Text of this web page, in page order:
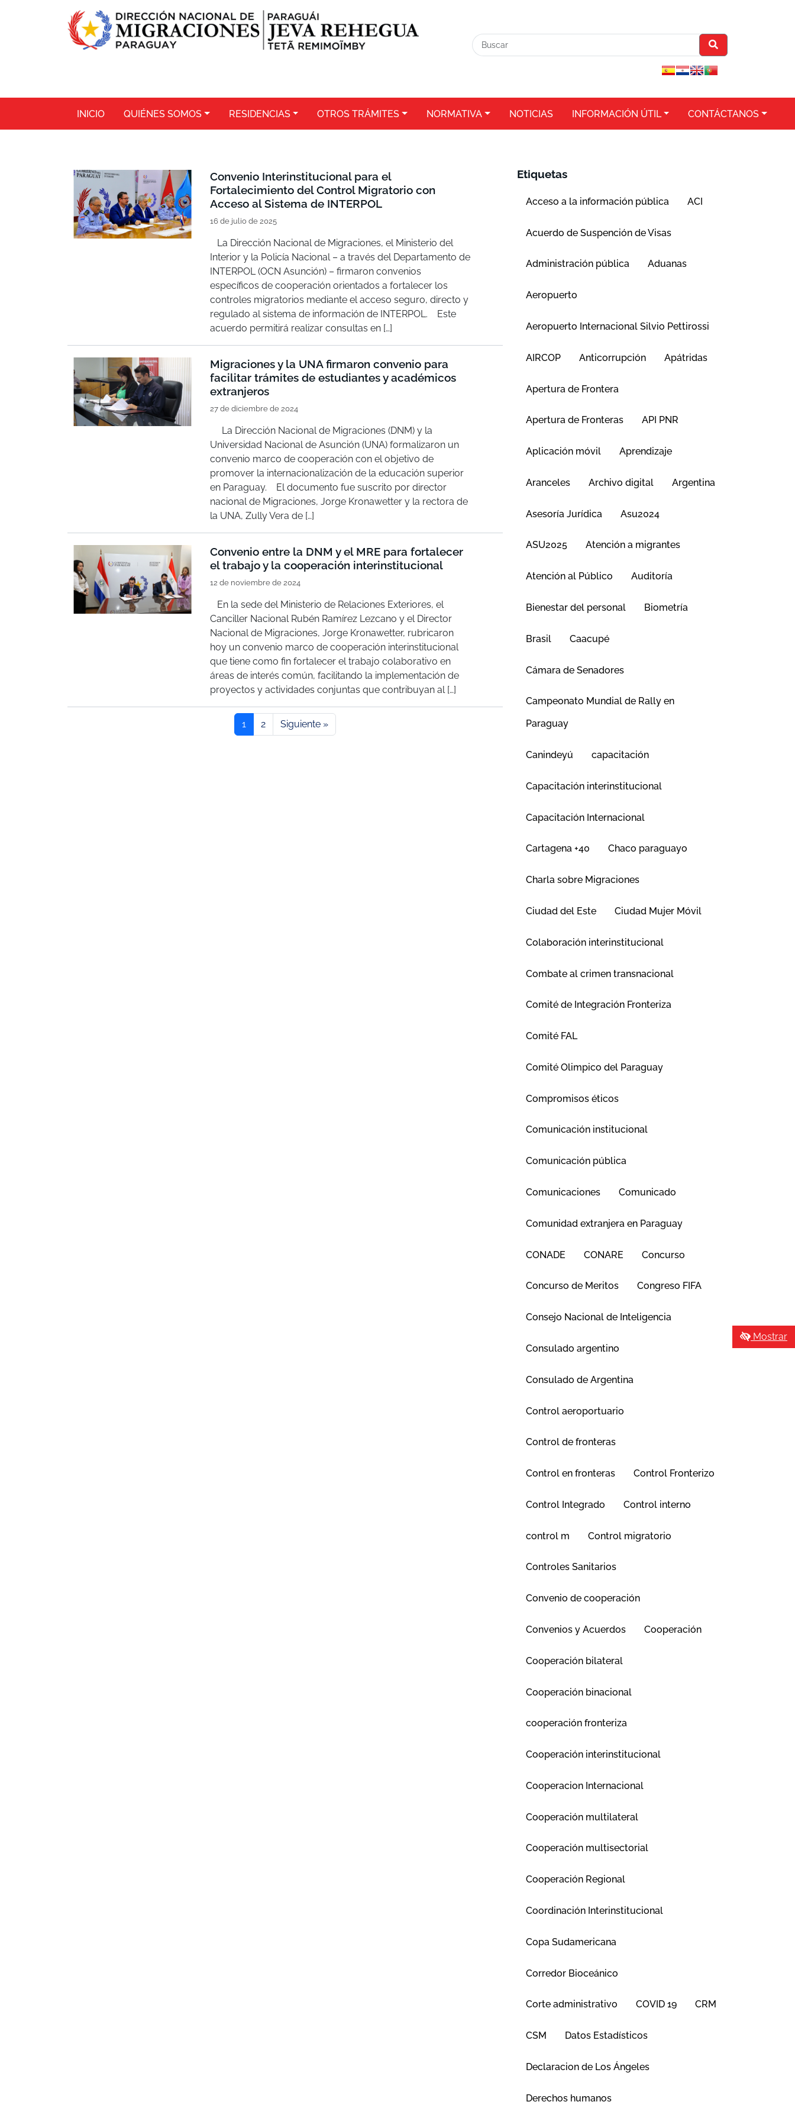
INICIO QUIÉNES SOMOS RESIDENCIAS OTROS TRÁMITES NORMATIVA NOTICIAS INFORMACIÓN ÚTIL CONTÁCTANOS
Mostrar
Convenio Interinstitucional para el
Fortalecimiento del Control Migratorio con
Acceso al Sistema de INTERPOL
16 de julio de 2025
La Dirección Nacional de Migraciones, el Ministerio del
Interior y la Policía Nacional – a través del Departamento de
INTERPOL (OCN Asunción) – firmaron convenios
específicos de cooperación orientados a fortalecer los
controles migratorios mediante el acceso seguro, directo y
regulado al sistema de información de INTERPOL. Este
acuerdo permitirá realizar consultas en […]
Migraciones y la UNA firmaron convenio para
facilitar trámites de estudiantes y académicos
extranjeros
27 de diciembre de 2024
La Dirección Nacional de Migraciones (DNM) y la
Universidad Nacional de Asunción (UNA) formalizaron un
convenio marco de cooperación con el objetivo de
promover la internacionalización de la educación superior
en Paraguay. El documento fue suscrito por director
nacional de Migraciones, Jorge Kronawetter y la rectora de
la UNA, Zully Vera de […]
Convenio entre la DNM y el MRE para fortalecer
el trabajo y la cooperación interinstitucional
12 de noviembre de 2024
En la sede del Ministerio de Relaciones Exteriores, el
Canciller Nacional Rubén Ramírez Lezcano y el Director
Nacional de Migraciones, Jorge Kronawetter, rubricaron
hoy un convenio marco de cooperación interinstitucional
que tiene como fin fortalecer el trabajo colaborativo en
áreas de interés común, facilitando la implementación de
proyectos y actividades conjuntas que contribuyan al […]
1 2 Siguiente »
Etiquetas
Acceso a la información pública ACI
Acuerdo de Suspención de Visas
Administración pública Aduanas
Aeropuerto
Aeropuerto Internacional Silvio Pettirossi
AIRCOP Anticorrupción Apátridas
Apertura de Frontera
Apertura de Fronteras API PNR
Aplicación móvil Aprendizaje
Aranceles Archivo digital Argentina
Asesoría Jurídica Asu2024
ASU2025 Atención a migrantes
Atención al Público Auditoría
Bienestar del personal Biometría
Brasil Caacupé
Cámara de Senadores
Campeonato Mundial de Rally en
Paraguay
Canindeyú capacitación
Capacitación interinstitucional
Capacitación Internacional
Cartagena +40 Chaco paraguayo
Charla sobre Migraciones
Ciudad del Este Ciudad Mujer Móvil
Colaboración interinstitucional
Combate al crimen transnacional
Comité de Integración Fronteriza
Comité FAL
Comité Olimpico del Paraguay
Compromisos éticos
Comunicación institucional
Comunicación pública
Comunicaciones Comunicado
Comunidad extranjera en Paraguay
CONADE CONARE Concurso
Concurso de Meritos Congreso FIFA
Consejo Nacional de Inteligencia
Consulado argentino
Consulado de Argentina
Control aeroportuario
Control de fronteras
Control en fronteras Control Fronterizo
Control Integrado Control interno
control m Control migratorio
Controles Sanitarios
Convenio de cooperación
Convenios y Acuerdos Cooperación
Cooperación bilateral
Cooperación binacional
cooperación fronteriza
Cooperación interinstitucional
Cooperacion Internacional
Cooperación multilateral
Cooperación multisectorial
Cooperación Regional
Coordinación Interinstitucional
Copa Sudamericana
Corredor Bioceánico
Corte administrativo COVID 19 CRM
CSM Datos Estadísticos
Declaracion de Los Ángeles
Derechos humanos